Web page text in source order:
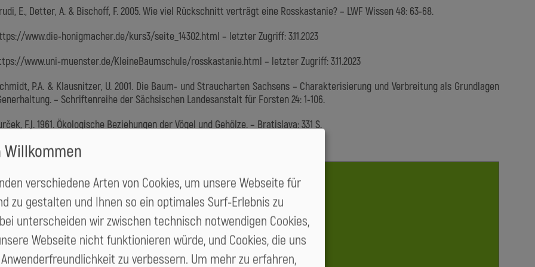
E., Detter, A. & Bischoff, F. 2005. Wie viel Rückschnitt verträgt eine Rosskastanie? – LWF Wissen 48: 63-68.
www.die-honigmacher.de/kurs3/seite_14302.html – letzter Zugriff: 3.11.2023
www.uni-muenster.de/KleineBaumschule/rosskastanie.html – letzter Zugriff: 3.11.2023
P.A. & Klausnitzer, U. 2001. Die Baum- und Straucharten Sachsens – Charakterisierung und Verbreitung als Grundlagen
– Schriftenreihe der Sächsischen Landesanstalt für Forsten 24: 1-106.
F.J. 1961. Ökologische Beziehungen der Vögel und Gehölze. – Bratislava: 331 S.
se
Name
Willkommen
verschiedene Arten von Cookies, um unsere Webseite für
zu gestalten und Ihnen so ein optimales Surf-Erlebnis zu
unterscheiden wir zwischen technisch notwendigen Cookies,
Webseite nicht funktionieren würde, und Cookies, die uns
zu verbessern. Um mehr zu erfahren,